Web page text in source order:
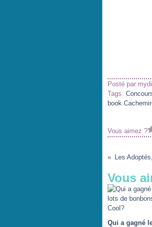
Posté par
Tags:
book
Vous aimez ?
Vous
Qui a gagné